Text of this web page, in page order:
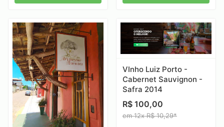
VInho Luiz Porto -
Cabernet Sauvignon -
Safra 2014
R$ 100,00
em 12x R$ 10,29*